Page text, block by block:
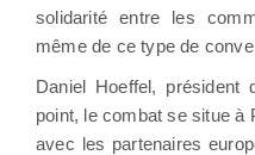
solidarité entre les
même de ce type de
Daniel Hoeffel, président
point, le combat se situe
avec les partenaires